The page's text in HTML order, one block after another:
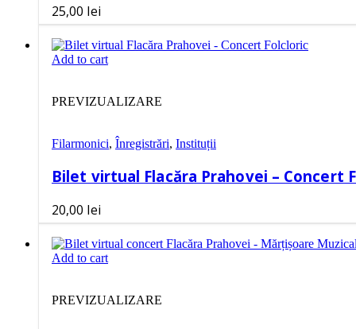
25,00 lei
Add to cart
PREVIZUALIZARE
Filarmonici, Înregistrări, Instituții
Bilet virtual Flacăra Prahovei – Concert
20,00 lei
Add to cart
PREVIZUALIZARE